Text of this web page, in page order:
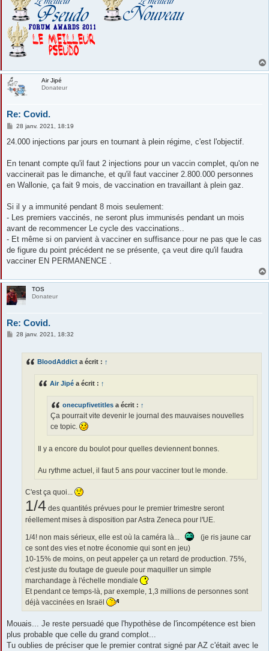
Air Jipé
Donateur
Re: Covid.
M
s
g
28 janv. 2021, 18:19
24.000 injections par jours en tournant à plein régime, c'est l'objectif.
En tenant compte qu'il faut 2 injections pour un vaccin complet, qu'on ne
vaccinerait pas le dimanche, et qu'il faut vacciner 2.800.000 personnes
en Wallonie, ça fait 9 mois, de vaccination en travaillant à plein gaz.
Si il y a immunité pendant 8 mois seulement:
- Les premiers vaccinés, ne seront plus immunisés pendant un mois
avant de recommencer Le cycle des vaccinations..
- Et même si on parvient à vacciner en suffisance pour ne pas que le cas
de figure du point précédent ne se présente, ça veut dire qu'il faudra
vacciner EN PERMANENCE .
TOS
Donateur
Re: Covid.
M28 janv. 2021, 18:32
BloodAddict a écrit : ↑
Air Jipé a écrit : ↑
onecupfivetitles a écrit : ↑
Ça pourrait vite devenir le journal des mauvaises nouvelles
ce topic.
Il y a encore du boulot pour quelles deviennent bonnes.
Au rythme actuel, il faut 5 ans pour vacciner tout le monde.
C'est ça quoi...
1/4 des quantités prévues pour le premier trimestre seront
réellement mises à disposition par Astra Zeneca pour l'UE.
1/4! non mais sérieux, elle est où la caméra là...
(je ris jaune car
ce sont des vies et notre économie qui sont en jeu)
10-15% de moins, on peut appeler ça un retard de production. 75%,
c'est juste du foutage de gueule pour maquiller un simple
marchandage à l'échelle mondiale
Et pendant ce temps-là, par exemple, 1,3 millions de personnes sont
déjà vaccinées en Israël
Mouais... Je reste persuadé que l'hypothèse de l'incompétence est bien
plus probable que celle du grand complot...
Tu oublies de préciser que le premier contrat signé par AZ c'était avec le